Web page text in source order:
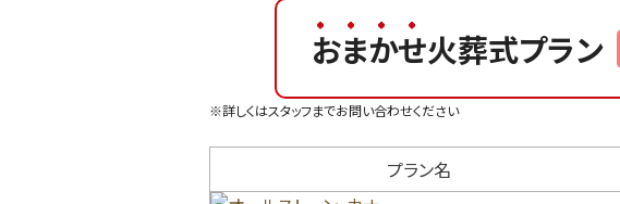
おまかせ火葬式プラン
※詳しくはスタッフまでお問い合わせください
プラン名